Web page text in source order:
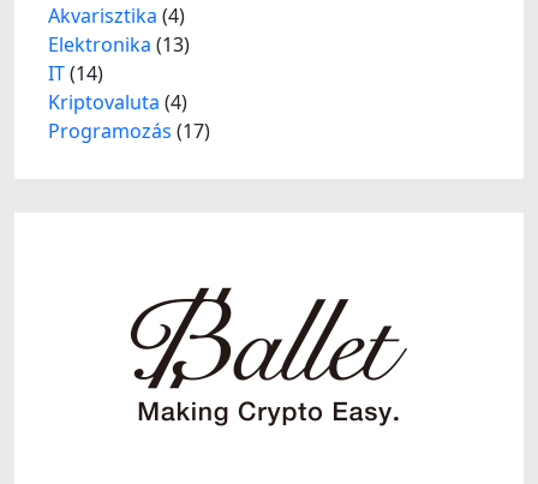
Akvarisztika (4)
Elektronika (13)
IT(14)
Kriptovaluta (4)
Programozás (17)